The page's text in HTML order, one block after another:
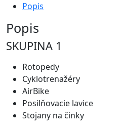
Popis
Popis
SKUPINA 1
Rotopedy
Cyklotrenažéry
AirBike
Posilňovacie lavice
Stojany na činky